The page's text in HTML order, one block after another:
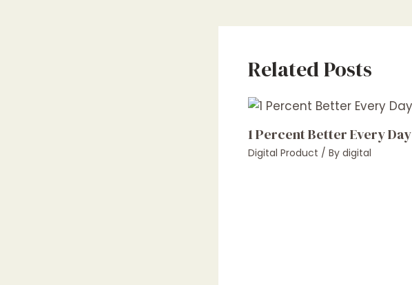
Related Posts
1 Percent Better Every Day
Digital Product / By digital